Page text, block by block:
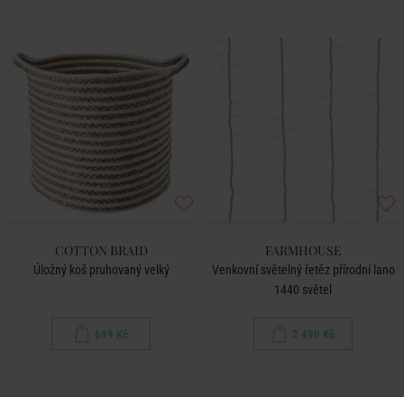
COTTON BRAID
Úložný koš pruhovaný velký
699 Kč
FARMHOUSE
Venkovní světelný řetěz přírodní lano
1440 světel
2 490 Kč